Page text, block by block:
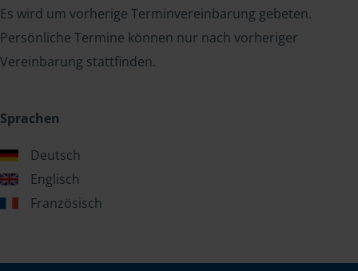
Es wird um vorherige Terminvereinbarung gebeten.
Persönliche Termine können nur nach vorheriger
Vereinbarung stattfinden.
Sprachen
Deutsch
Englisch
Französisch